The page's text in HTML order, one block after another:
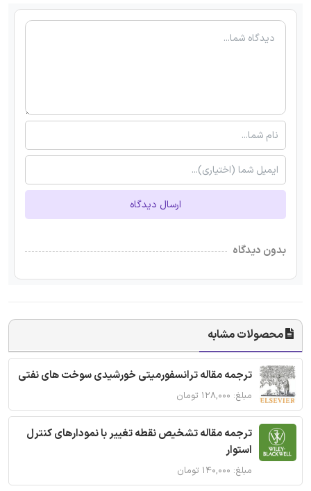
ارسال دیدگاه
بدون دیدگاه
محصولات مشابه
ترجمه مقاله ترانسفورمیتی خورشیدی سوخت های نفتی
مبلغ: ۱۲۸,۰۰۰ تومان
ترجمه مقاله تشخیص نقطه تغییر با نمودارهای کنترل
استوار
مبلغ: ۱۴۰,۰۰۰ تومان